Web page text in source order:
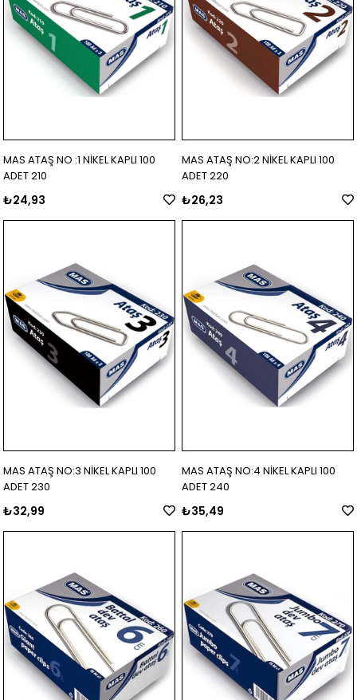
MAS ATAŞ NO :1 NİKEL KAPLI 100
ADET 210
₺24,93
MAS ATAŞ NO:2 NİKEL KAPLI 100
ADET 220
₺26,23
MAS ATAŞ NO:3 NİKEL KAPLI 100
ADET 230
₺32,99
MAS ATAŞ NO:4 NİKEL KAPLI 100
ADET 240
₺35,49